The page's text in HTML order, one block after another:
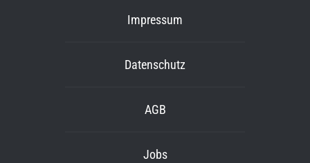
Impressum
Datenschutz
AGB
Jobs